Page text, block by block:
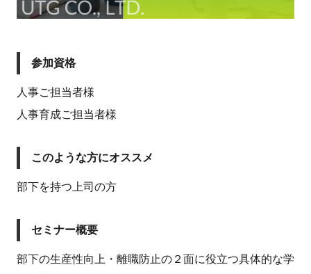
参加資格
人事ご担当者様
人事育成ご担当者様
このような方にオススメ
部下を持つ上司の方
セミナー概要
部下の生産性向上・離職防止の２面に役立つ具体的な学